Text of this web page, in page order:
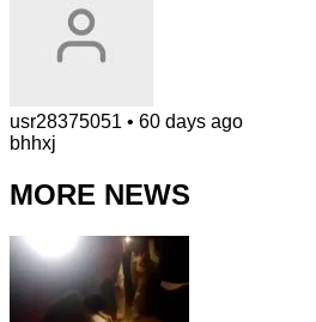
usr28375051 • 60 days ago
bhhxj
MORE NEWS